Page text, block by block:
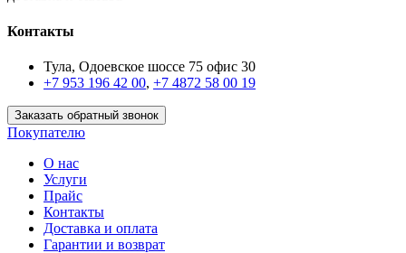
Контакты
Тула, Одоевское шоссе 75 офис 30
+7 953 196 42 00, +7 4872 58 00 19
Заказать обратный звонок
Покупателю
О нас
Услуги
Прайс
Контакты
Доставка и оплата
Гарантии и возврат